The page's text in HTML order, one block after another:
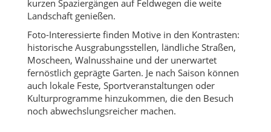
kurzen Spaziergängen auf Feldwegen die weite
Landschaft genießen.
Foto-Interessierte finden Motive in den Kontrasten:
historische Ausgrabungsstellen, ländliche Straßen,
Moscheen, Walnusshaine und der unerwartet
fernöstlich geprägte Garten. Je nach Saison können
auch lokale Feste, Sportveranstaltungen oder
Kulturprogramme hinzukommen, die den Besuch
noch abwechslungsreicher machen.